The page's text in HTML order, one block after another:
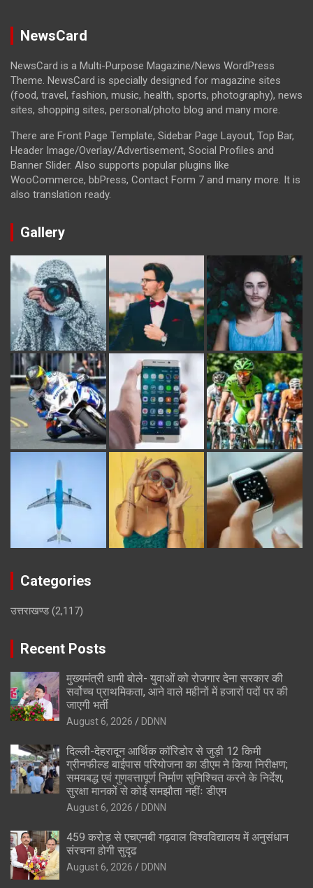
NewsCard
NewsCard is a Multi-Purpose Magazine/News WordPress
Theme. NewsCard is specially designed for magazine sites
(food, travel, fashion, music, health, sports, photography), news
sites, shopping sites, personal/photo blog and many more.
There are Front Page Template, Sidebar Page Layout, Top Bar,
Header Image/Overlay/Advertisement, Social Profiles and
Banner Slider. Also supports popular plugins like
WooCommerce, bbPress, Contact Form 7 and many more. It is
also translation ready.
Gallery
Categories
उत्तराखण्ड(2,117)
Recent Posts
मुख्यमंत्री धामी बोले- युवाओं को रोजगार देना सरकार की
सर्वोच्च प्राथमिकता, आने वाले महीनों में हजारों पदों पर की
जाएगी भर्ती
August 6, 2026 DDNN
दिल्ली-देहरादून आर्थिक कॉरिडोर से जुड़ी 12 किमी
ग्रीनफील्ड बाईपास परियोजना का डीएम ने किया निरीक्षण;
समयबद्ध एवं गुणवत्तापूर्ण निर्माण सुनिश्चित करने के निर्देश,
सुरक्षा मानकों से कोई समझौता नहींः डीएम
August 6, 2026 DDNN
459 करोड़ से एचएनबी गढ़वाल विश्वविद्यालय में अनुसंधान
संरचना होगी सुदृढ
August 6, 2026 DDNN